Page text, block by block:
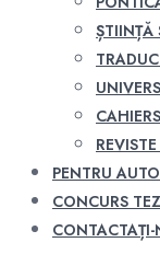
ȘTIINȚĂ
PENTRU
CONCURS
CONTACTAȚI-